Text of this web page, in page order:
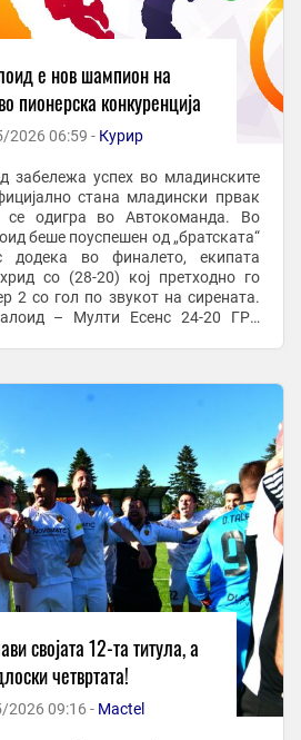
е нов шампион на
пионерска конкуренција
2026 06:59 - Курир
забележа успех во младинските
стана младински првак
се одигра во Автокоманда. Во
беше поуспешен од „братската“
додека во финалето, екипата
со (28-20) кој претходно го
2 со гол по звукот на сирената.
– Мулти Есенс 24-20 ГРК
својата 12-та титула, а
четвртата!
2026 09:16 - Mactel